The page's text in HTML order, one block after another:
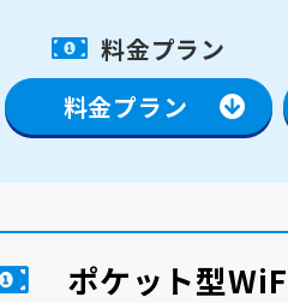
料金プラン
料金プラン
ポケット型